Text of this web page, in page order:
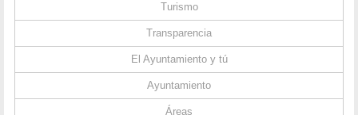
Turismo
Transparencia
El Ayuntamiento y tú
Ayuntamiento
Áreas